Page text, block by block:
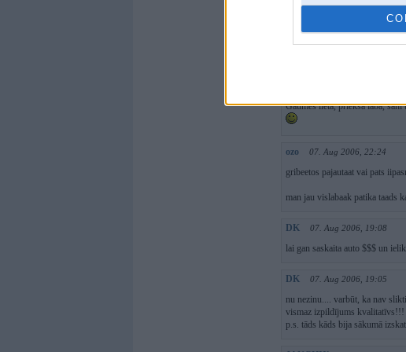
man nepatik sevishkji diski.
barker 07. Aug 2006, 22:58
Gaumes lieta, priekša laba,
ozo 07. Aug 2006, 22:24
gribeetos pajautaat vai pats
man jau vislabaak patika taads
DK 07. Aug 2006, 19:08
lai gan saskaita auto $$$ un
DK 07. Aug 2006, 19:05
nu nezinu.... varbūt, ka nav
vismaz izpildījums kvalitatīvs!!!
p.s. tāds kāds bija sākumā